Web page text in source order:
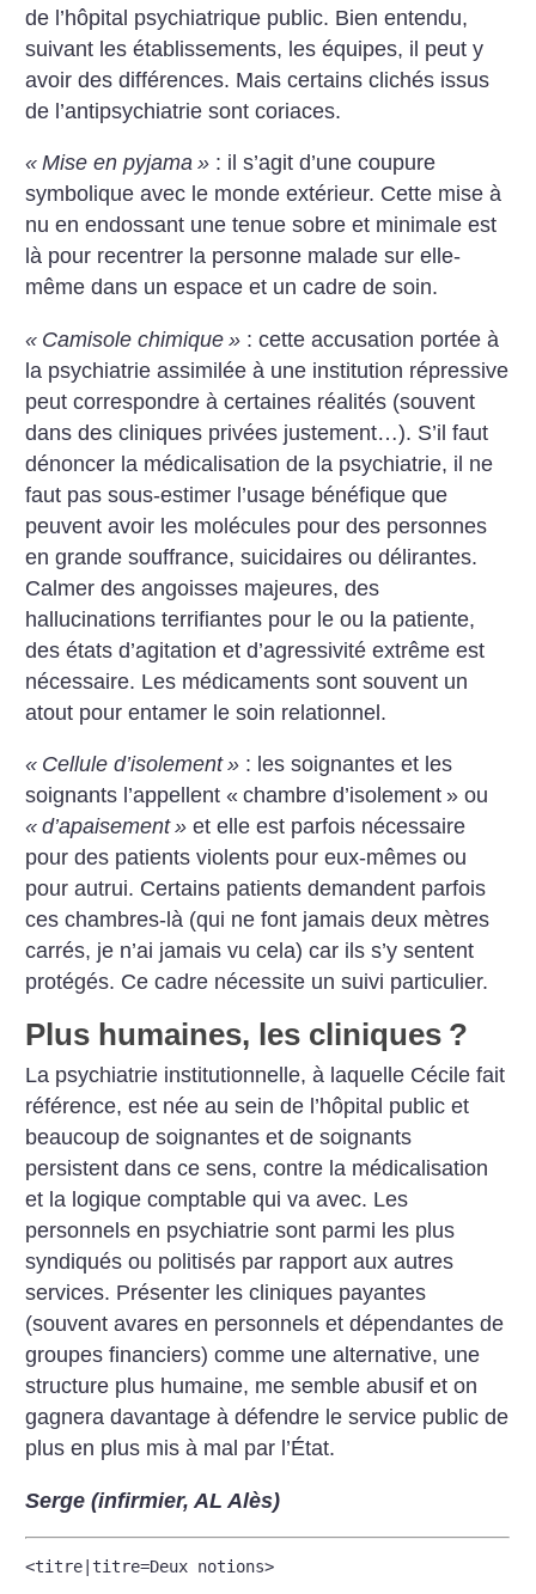
de l’hôpital psychiatrique public. Bien entendu,
suivant les établissements, les équipes, il peut y
avoir des différences. Mais certains clichés issus
de l’antipsychiatrie sont coriaces.
« Mise en pyjama » : il s’agit d’une coupure
symbolique avec le monde extérieur. Cette mise à
nu en endossant une tenue sobre et minimale est
là pour recentrer la personne malade sur elle-
même dans un espace et un cadre de soin.
« Camisole chimique » : cette accusation portée à
la psychiatrie assimilée à une institution répressive
peut correspondre à certaines réalités (souvent
dans des cliniques privées justement…). S’il faut
dénoncer la médicalisation de la psychiatrie, il ne
faut pas sous-estimer l’usage bénéfique que
peuvent avoir les molécules pour des personnes
en grande souffrance, suicidaires ou délirantes.
Calmer des angoisses majeures, des
hallucinations terrifiantes pour le ou la patiente,
des états d’agitation et d’agressivité extrême est
nécessaire. Les médicaments sont souvent un
atout pour entamer le soin relationnel.
« Cellule d’isolement » : les soignantes et les
soignants l’appellent « chambre d’isolement » ou
« d’apaisement » et elle est parfois nécessaire
pour des patients violents pour eux-mêmes ou
pour autrui. Certains patients demandent parfois
ces chambres-là (qui ne font jamais deux mètres
carrés, je n’ai jamais vu cela) car ils s’y sentent
protégés. Ce cadre nécessite un suivi particulier.
Plus humaines, les cliniques ?
La psychiatrie institutionnelle, à laquelle Cécile fait
référence, est née au sein de l’hôpital public et
beaucoup de soignantes et de soignants
persistent dans ce sens, contre la médicalisation
et la logique comptable qui va avec. Les
personnels en psychiatrie sont parmi les plus
syndiqués ou politisés par rapport aux autres
services. Présenter les cliniques payantes
(souvent avares en personnels et dépendantes de
groupes financiers) comme une alternative, une
structure plus humaine, me semble abusif et on
gagnera davantage à défendre le service public de
plus en plus mis à mal par l’État.
Serge (infirmier, AL Alès)
<titre|titre=Deux notions>